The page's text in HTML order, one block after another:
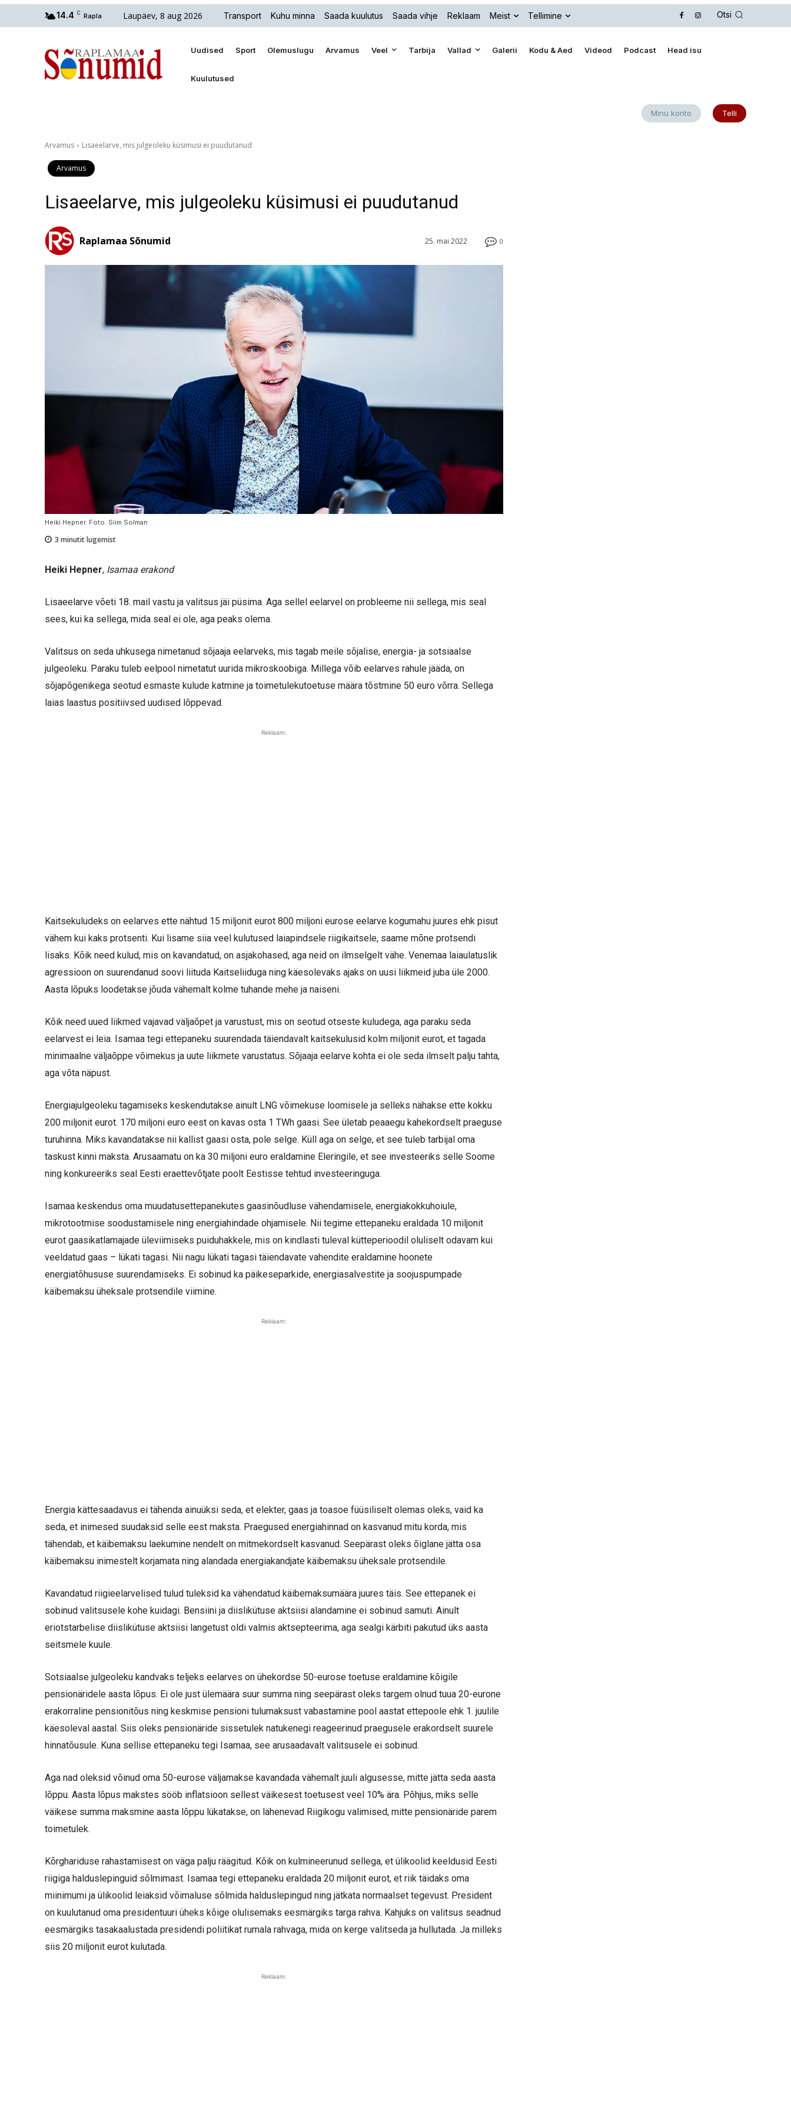
14.4 C Rapla Laupäev, 8 aug 2026 Transport Kuhu minna Saada kuulutus Saada vihje Reklaam Meist Tellimine Otsi
Uudised Sport Olemuslugu Arvamus Veel Tarbija Vallad Galerii Kodu & Aed Videod Podcast Head isu
Kuulutused
Minu konto Telli
Arvamus Lisaeelarve, mis julgeoleku küsimusi ei puudutanud
Arvamus
Lisaeelarve, mis julgeoleku küsimusi ei puudutanud
0
25. mai 2022
Raplamaa Sõnumid
Heiki Hepner. Foto: Siim Solman
3 minutit lugemist
Heiki Hepner, Isamaa erakond
Lisaeelarve võeti 18. mail vastu ja valitsus jäi püsima. Aga sellel eelarvel on probleeme nii sellega, mis seal
sees, kui ka sellega, mida seal ei ole, aga peaks olema.
Valitsus on seda uhkusega nimetanud sõjaaja eelarveks, mis tagab meile sõjalise, energia- ja sotsiaalse
julgeoleku. Paraku tuleb eelpool nimetatut uurida mikroskoobiga. Millega võib eelarves rahule jääda, on
sõjapõgenikega seotud esmaste kulude katmine ja toimetulekutoetuse määra tõstmine 50 euro võrra. Sellega
laias laastus positiivsed uudised lõppevad.
Reklaam:
Kaitsekuludeks on eelarves ette nähtud 15 miljonit eurot 800 miljoni eurose eelarve kogumahu juures ehk pisut
vähem kui kaks protsenti. Kui lisame siia veel kulutused laiapindsele riigikaitsele, saame mõne protsendi
lisaks. Kõik need kulud, mis on kavandatud, on asjakohased, aga neid on ilmselgelt vähe. Venemaa laiaulatuslik
agressioon on suurendanud soovi liituda Kaitseliiduga ning käesolevaks ajaks on uusi liikmeid juba üle 2000.
Aasta lõpuks loodetakse jõuda vähemalt kolme tuhande mehe ja naiseni.
Kõik need uued liikmed vajavad väljaõpet ja varustust, mis on seotud otseste kuludega, aga paraku seda
eelarvest ei leia. Isamaa tegi ettepaneku suurendada täiendavalt kaitsekulusid kolm miljonit eurot, et tagada
minimaalne väljaõppe võimekus ja uute liikmete varustatus. Sõjaaja eelarve kohta ei ole seda ilmselt palju tahta,
aga võta näpust.
Energiajulgeoleku tagamiseks keskendutakse ainult LNG võimekuse loomisele ja selleks nähakse ette kokku
200 miljonit eurot. 170 miljoni euro eest on kavas osta 1 TWh gaasi. See ületab peaaegu kahekordselt praeguse
turuhinna. Miks kavandatakse nii kallist gaasi osta, pole selge. Küll aga on selge, et see tuleb tarbijal oma
taskust kinni maksta. Arusaamatu on ka 30 miljoni euro eraldamine Eleringile, et see investeeriks selle Soome
ning konkureeriks seal Eesti eraettevõtjate poolt Eestisse tehtud investeeringuga.
Isamaa keskendus oma muudatusettepanekutes gaasinõudluse vähendamisele, energiakokkuhoiule,
mikrotootmise soodustamisele ning energiahindade ohjamisele. Nii tegime ettepaneku eraldada 10 miljonit
eurot gaasikatlamajade üleviimiseks puiduhakkele, mis on kindlasti tuleval kütteperioodil oluliselt odavam kui
veeldatud gaas – lükati tagasi. Nii nagu lükati tagasi täiendavate vahendite eraldamine hoonete
energiatõhususe suurendamiseks. Ei sobinud ka päikeseparkide, energiasalvestite ja soojuspumpade
käibemaksu üheksale protsendile viimine.
Reklaam:
Energia kättesaadavus ei tähenda ainuüksi seda, et elekter, gaas ja toasoe füüsiliselt olemas oleks, vaid ka
seda, et inimesed suudaksid selle eest maksta. Praegused energiahinnad on kasvanud mitu korda, mis
tähendab, et käibemaksu laekumine nendelt on mitmekordselt kasvanud. Seepärast oleks õiglane jätta osa
käibemaksu inimestelt korjamata ning alandada energiakandjate käibemaksu üheksale protsendile.
Kavandatud riigieelarvelised tulud tuleksid ka vähendatud käibemaksumäära juures täis. See ettepanek ei
sobinud valitsusele kohe kuidagi. Bensiini ja diislikütuse aktsiisi alandamine ei sobinud samuti. Ainult
eriotstarbelise diislikütuse aktsiisi langetust oldi valmis aktsepteerima, aga sealgi kärbiti pakutud üks aasta
seitsmele kuule.
Sotsiaalse julgeoleku kandvaks teljeks eelarves on ühekordse 50-eurose toetuse eraldamine kõigile
pensionäridele aasta lõpus. Ei ole just ülemäära suur summa ning seepärast oleks targem olnud tuua 20-eurone
erakorraline pensionitõus ning keskmise pensioni tulumaksust vabastamine pool aastat ettepoole ehk 1. juulile
käesoleval aastal. Siis oleks pensionäride sissetulek natukenegi reageerinud praegusele erakordselt suurele
hinnatõusule. Kuna sellise ettepaneku tegi Isamaa, see arusaadavalt valitsusele ei sobinud.
Aga nad oleksid võinud oma 50-eurose väljamakse kavandada vähemalt juuli algusesse, mitte jätta seda aasta
lõppu. Aasta lõpus makstes sööb inflatsioon sellest väikesest toetusest veel 10% ära. Põhjus, miks selle
väikese summa maksmine aasta lõppu lükatakse, on lähenevad Riigikogu valimised, mitte pensionäride parem
toimetulek.
Kõrghariduse rahastamisest on väga palju räägitud. Kõik on kulmineerunud sellega, et ülikoolid keeldusid Eesti
riigiga halduslepinguid sõlmimast. Isamaa tegi ettepaneku eraldada 20 miljonit eurot, et riik täidaks oma
miinimumi ja ülikoolid leiaksid võimaluse sõlmida halduslepingud ning jätkata normaalset tegevust. President
on kuulutanud oma presidentuuri üheks kõige olulisemaks eesmärgiks targa rahva. Kahjuks on valitsus seadnud
eesmärgiks tasakaalustada presidendi poliitikat rumala rahvaga, mida on kerge valitseda ja hullutada. Ja milleks
siis 20 miljonit eurot kulutada.
Reklaam: